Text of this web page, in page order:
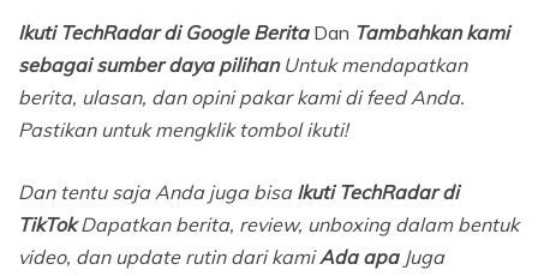
Ikuti TechRadar di Google BeritaDan Tambahkan kami
sebagai sumber daya pilihanUntuk mendapatkan
berita, ulasan, dan opini pakar kami di feed Anda.
Pastikan untuk mengklik tombol ikuti!
Dan tentu saja Anda juga bisa Ikuti TechRadar di
TikTokDapatkan berita, review, unboxing dalam bentuk
video, dan update rutin dari kamiAda apaJuga